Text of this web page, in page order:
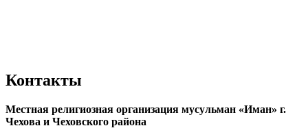
Контакты
Местная религиозная организация мусульман «Иман» г.
Чехова и Чеховского района